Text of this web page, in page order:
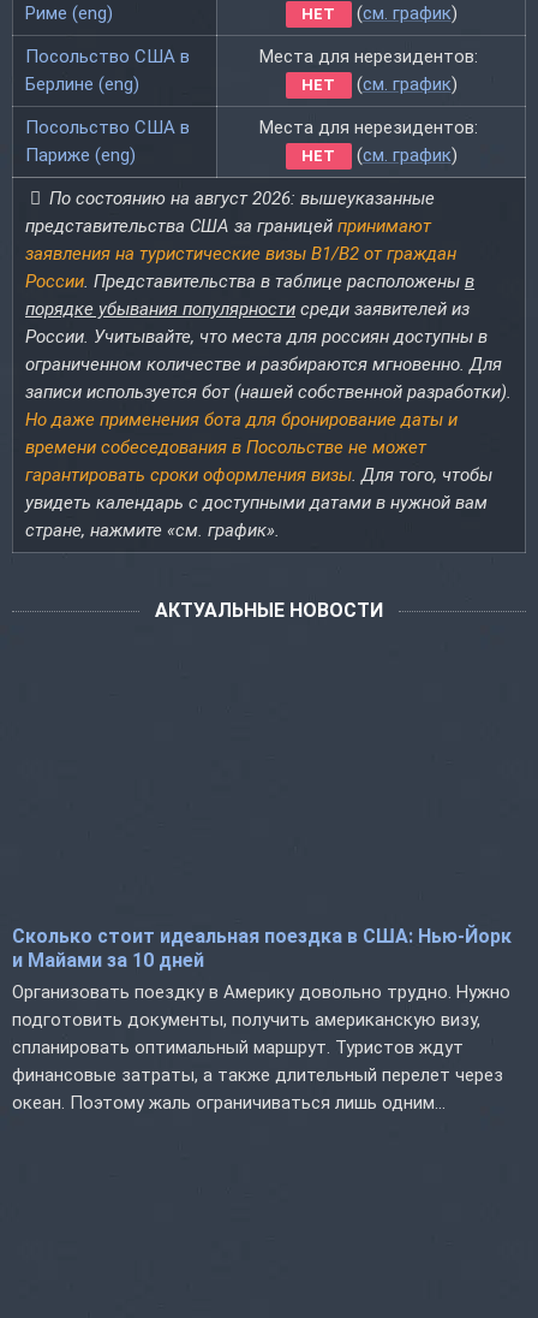
Риме (eng)
НЕТ (см. график)
Посольство США в
Берлине (eng)
Места для нерезидентов:
НЕТ (см. график)
Посольство США в
Париже (eng)
Места для нерезидентов:
НЕТ (см. график)
По состоянию на август 2026: вышеуказанные
представительства США за границей принимают
заявления на туристические визы B1/B2 от граждан
России. Представительства в таблице расположены в
порядке убывания популярности среди заявителей из
России. Учитывайте, что места для россиян доступны в
ограниченном количестве и разбираются мгновенно. Для
записи используется бот (нашей собственной разработки).
Но даже применения бота для бронирование даты и
времени собеседования в Посольстве не может
гарантировать сроки оформления визы. Для того, чтобы
увидеть календарь с доступными датами в нужной вам
стране, нажмите «см. график».
АКТУАЛЬНЫЕ НОВОСТИ
Сколько стоит идеальная поездка в США: Нью-Йорк
и Майами за 10 дней
Организовать поездку в Америку довольно трудно. Нужно
подготовить документы, получить американскую визу,
спланировать оптимальный маршрут. Туристов ждут
финансовые затраты, а также длительный перелет через
океан. Поэтому жаль ограничиваться лишь одним...